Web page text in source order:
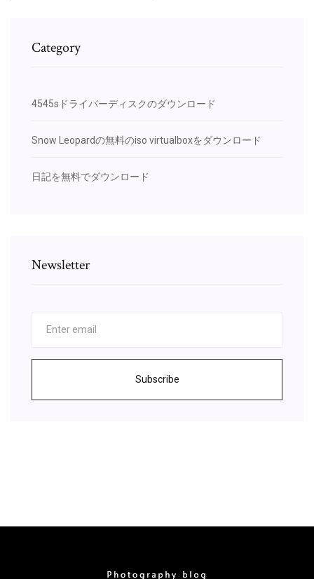
Category
4545sドライバーディスクのダウンロード
Snow Leopardの無料のiso virtualboxをダウンロード
日記を無料でダウンロード
Newsletter
Subscribe